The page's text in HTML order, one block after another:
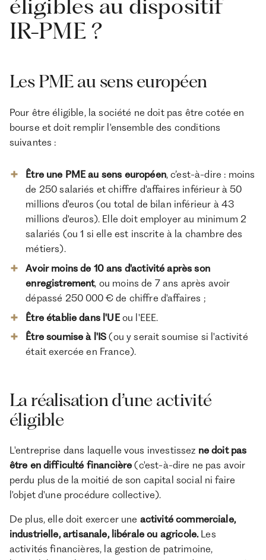
éligibles au dispositif
IR-PME ?
Les PME au sens européen
Pour être éligible, la société ne doit pas être cotée en
bourse et doit remplir l'ensemble des conditions
suivantes :
Être une PME au sens européen, c’est-à-dire : moins
de 250 salariés et chiffre d'affaires inférieur à 50
millions d'euros (ou total de bilan inférieur à 43
millions d'euros). Elle doit employer au minimum 2
salariés (ou 1 si elle est inscrite à la chambre des
métiers).
Avoir moins de 10 ans d'activité après son
enregistrement, ou moins de 7 ans après avoir
dépassé 250 000 € de chiffre d'affaires ;
Être établie dans l'UEou l'EEE.
Être soumise à l'IS (ou y serait soumise si l'activité
était exercée en France).
La réalisation d’une activité
éligible
L'entreprise dans laquelle vous investissez ne doit pas
être en difficulté financière (c'est-à-dire ne pas avoir
perdu plus de la moitié de son capital social ni faire
l'objet d'une procédure collective).
De plus, elle doit exercer une activité commerciale,
industrielle, artisanale, libérale ou agricole. Les
activités financières, la gestion de patrimoine,